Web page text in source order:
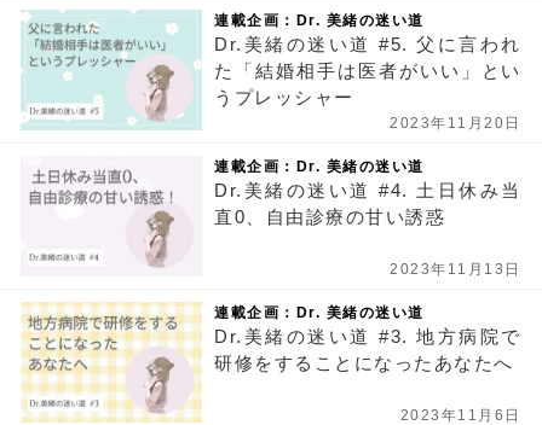
連載企画：Dr. 美緒の迷い道
Dr.美緒の迷い道 #5. 父に言われ
た「結婚相手は医者がいい」とい
うプレッシャー
2023年11月20日
連載企画：Dr. 美緒の迷い道
Dr.美緒の迷い道 #4. 土日休み当
直0、自由診療の甘い誘惑
2023年11月13日
連載企画：Dr. 美緒の迷い道
Dr.美緒の迷い道 #3. 地方病院で
研修をすることになったあなたへ
2023年11月6日